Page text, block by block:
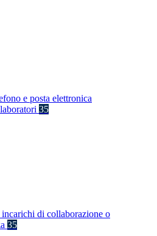
e posta elettronica
35
di collaborazione o
35